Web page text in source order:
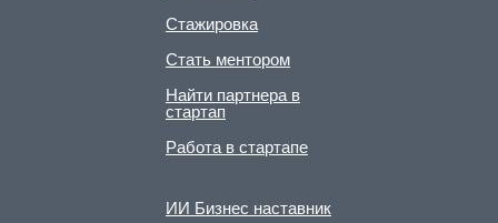
Стажировка
Стать ментором
Найти партнера в
стартап
Работа в стартапе
ИИ Бизнес наставник